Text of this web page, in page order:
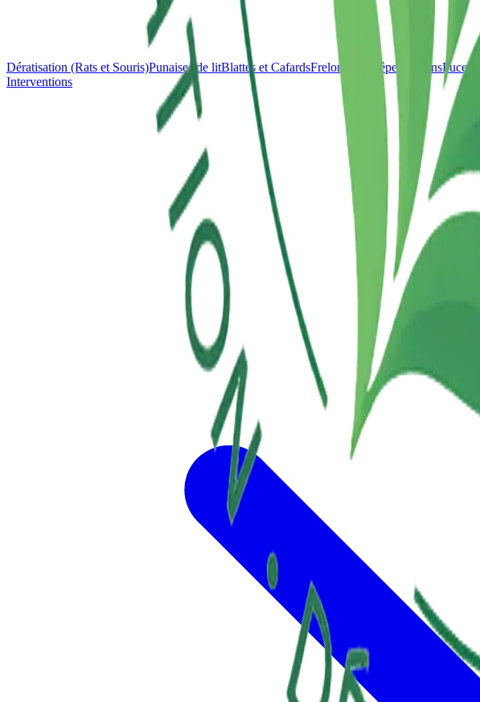
Dératisation (Rats et Souris)Punaises de litBlattes et CafardsFrelons et Guêpes PigeonsPuces
Interventions